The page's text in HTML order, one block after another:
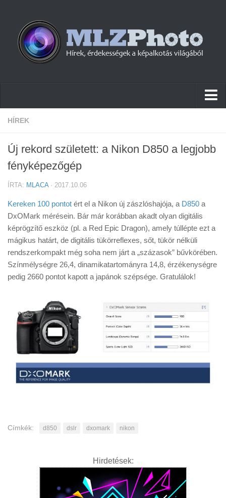
Hírek
Cikkek
Szoftver
Tudástár
Tanácsok
Érdekességek
Helyszíni Riport
HÍREK
Új rekord született: a Nikon D850 a legjobb
fényképezőgép
ÍRTA: MLACA· 2017.10.06
Kereken 100 pontot ért el a Nikon új zászlóshajója, a D850 a
DxOMark mérésein. Bár már korábban akadt olyan digitális
képrögzítő eszköz (pl. a Red Epic Dragon), amely túllépte ezt a
mágikus határt, de digitális tükörreflexes, sőt, tükör nélküli
rendszerkompakt még soha nem járt a „százasok” bűvkörében.
Színmélységre 26,4, dinamikatartományra 14,8, érzékenységre
pedig 2660 pontot kapott a japánok szépsége. Gratulálok!
Címkék: d850 dslr dxomark nikon
Hirdetések: